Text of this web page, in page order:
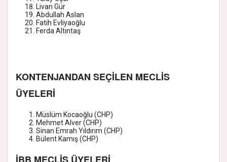
Livan Gür
Abdullah Aslan
Fatih Evliyaoğlu
Ferda Altıntaş
KONTENJANDAN SEÇİLEN MECLİS
ÜYELERİ
Müslüm Kocaoğlu (CHP)
Mehmet Alver (CHP)
Sinan Emrah Yıldırım (CHP)
Bülent Kamış (CHP)
İBB MECLİS ÜYELERİ